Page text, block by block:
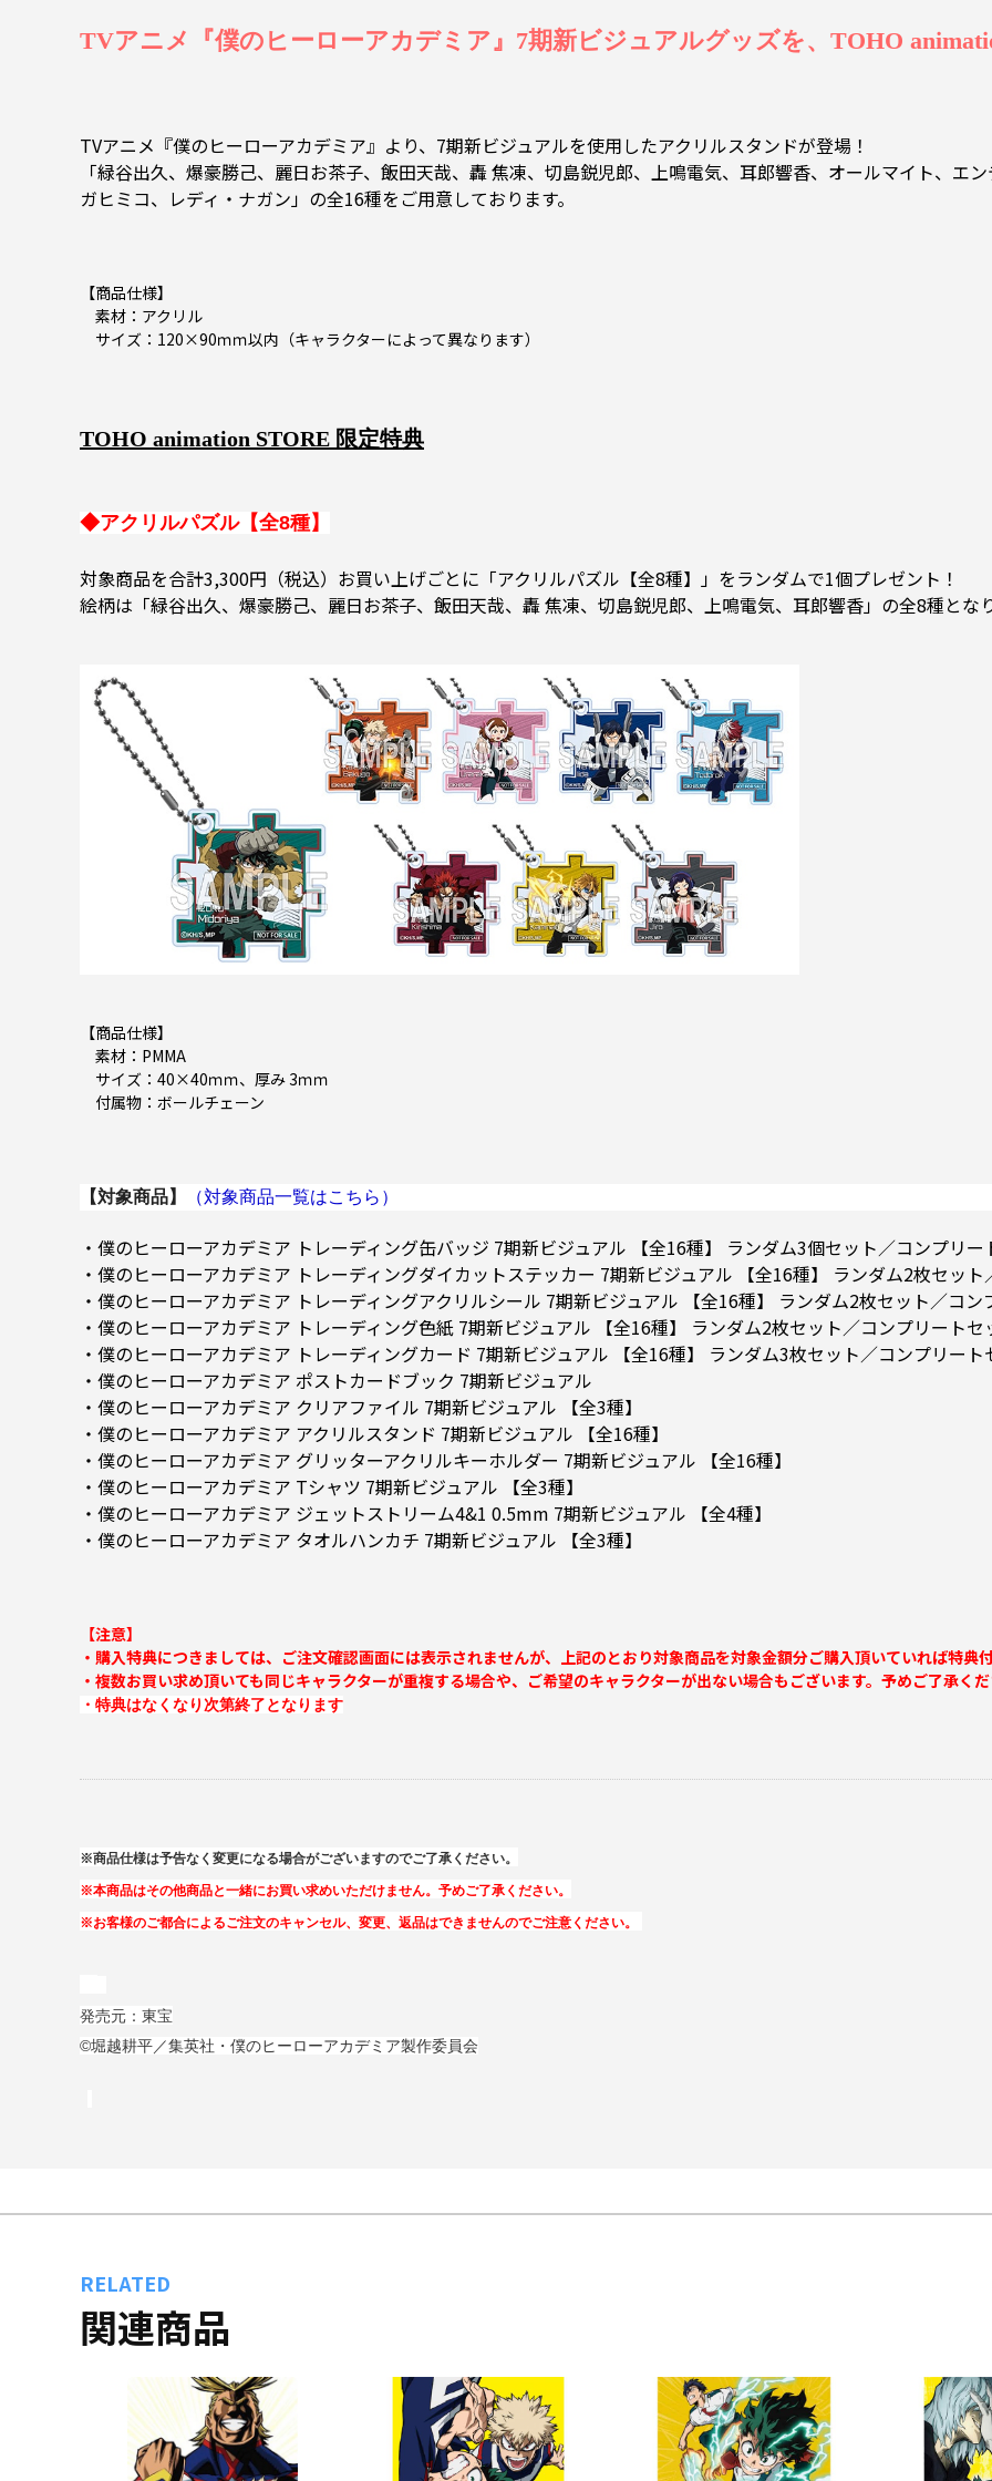
TVアニメ『僕のヒーローアカデミア』7期新ビジュアルグッズを、TOHO
TVアニメ『僕のヒーローアカデミア』より、7期新ビジュアルを使用したアクリルスタンドが登場！
「緑谷出久、爆豪勝己、麗日お茶子、飯田天哉、轟 焦凍、切島鋭児郎、上鳴電気、耳郎響香、オールマイト、エ
ガヒミコ、レディ・ナガン」の全16種をご用意しております。
【商品仕様】
素材：アクリル
サイズ：120×90ｍｍ以内（キャラクターによって異なります）
TOHO animation STORE 限定特典
◆アクリルパズル【全8種】
対象商品を合計3,300円（税込）お買い上げごとに「アクリルパズル【全8種】」をランダムで1個プレゼント！
絵柄は「緑谷出久、爆豪勝己、麗日お茶子、飯田天哉、轟 焦凍、切島鋭児郎、上鳴電気、耳郎響香」の全8種とな
【商品仕様】
素材：PMMA
サイズ：40×40ｍｍ、厚み 3ｍｍ
付属物：ボールチェーン
【対象商品】 （対象商品一覧はこちら）
・僕のヒーローアカデミア トレーディング缶バッジ 7期新ビジュアル 【全16種】 ランダム3個セット／コンプリー
・僕のヒーローアカデミア トレーディングダイカットステッカー 7期新ビジュアル 【全16種】 ランダム2枚セッ
・僕のヒーローアカデミア トレーディングアクリルシール 7期新ビジュアル 【全16種】 ランダム2枚セット／コン
・僕のヒーローアカデミア トレーディング色紙 7期新ビジュアル 【全16種】 ランダム2枚セット／コンプリートセ
・僕のヒーローアカデミア トレーディングカード 7期新ビジュアル 【全16種】 ランダム3枚セット／コンプリート
・僕のヒーローアカデミア ポストカードブック 7期新ビジュアル
・僕のヒーローアカデミア クリアファイル 7期新ビジュアル 【全3種】
・僕のヒーローアカデミア アクリルスタンド 7期新ビジュアル 【全16種】
・僕のヒーローアカデミア グリッターアクリルキーホルダー 7期新ビジュアル 【全16種】
・僕のヒーローアカデミア Tシャツ 7期新ビジュアル 【全3種】
・僕のヒーローアカデミア ジェットストリーム4&1 0.5mm 7期新ビジュアル 【全4種】
・僕のヒーローアカデミア タオルハンカチ 7期新ビジュアル 【全3種】
【注意】
・購入特典につきましては、ご注文確認画面には表示されませんが、上記のとおり対象商品を対象金額分ご購入頂いていれば特典
・複数お買い求め頂いても同じキャラクターが重複する場合や、ご希望のキャラクターが出ない場合もございます。予めご了承く
・特典はなくなり次第終了となります
※商品仕様は予告なく変更になる場合がございますのでご了承ください。
※本商品はその他商品と一緒にお買い求めいただけません。予めご了承ください。
※お客様のご都合によるご注文のキャンセル、変更、返品はできませんのでご注意ください。
発売元：東宝
©堀越耕平／集英社・僕のヒーローアカデミア製作委員会
RELATED
関連商品